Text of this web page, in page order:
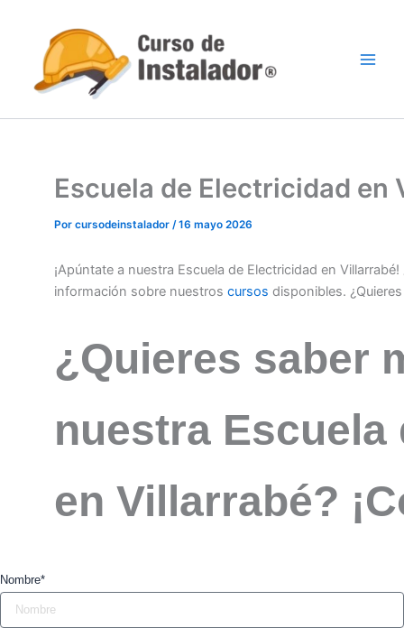
contenido
Escuela de Electricidad en
Por cursodeinstalador /16 mayo 2026
¡Apúntate a nuestra Escuela de Electricidad en
información sobre nuestros cursos disponibles.
¿Quieres saber
nuestra
en Villarrabé?
Nombre*